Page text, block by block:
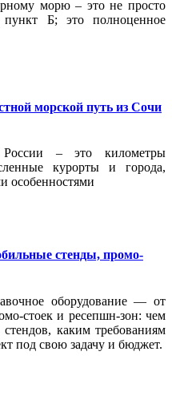
морю – это не просто
Б; это полноценное
морской путь из Сочи
России – это километры
курорты и города,
особенностями
стенды, промо-
оборудование — от
стоек и ресепшн-зон: чем
каким требованиям
под свою задачу и бюджет.